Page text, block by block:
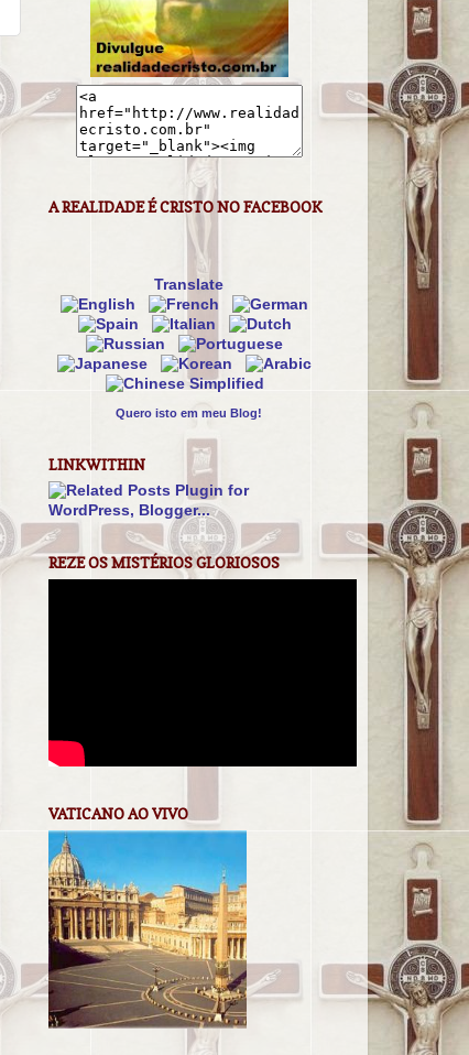
A REALIDADE É CRISTO NO FACEBOOK
Translate
Quero isto em meu Blog!
LINKWITHIN
REZE OS MISTÉRIOS GLORIOSOS
VATICANO AO VIVO